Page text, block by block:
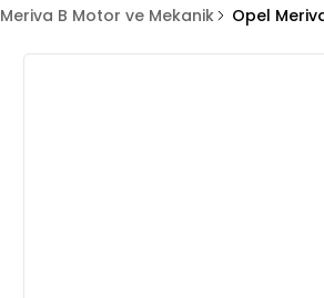
Meriva B Motor ve Mekanik Opel